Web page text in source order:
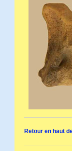
Retour en haut